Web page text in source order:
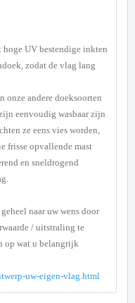
UV bestendige inkten
zodat de vlag lang
onze andere doeksoorten
eenvoudig wasbaar zijn
ze eens vies worden,
frisse opvallende mast
en sneldrogend
naar uw wens door
/ uitstraling te
op wat u belangrijk
uw-eigen-vlag.html